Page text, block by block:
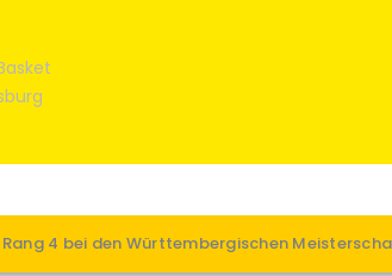
Rang 4 bei den Württembergischen